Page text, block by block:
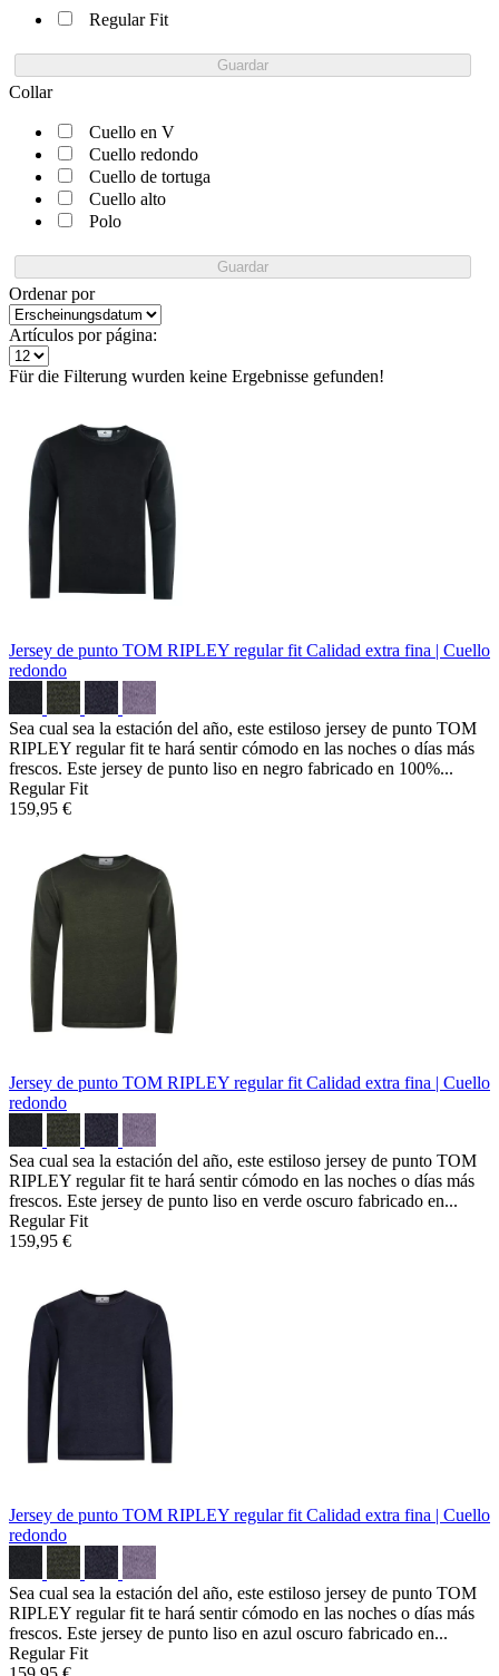
Regular Fit
Guardar
Collar
Cuello en V
Cuello redondo
Cuello de tortuga
Cuello alto
Polo
Guardar
Ordenar por
Artículos por página:
Für die Filterung wurden keine Ergebnisse gefunden!
Jersey de punto TOM RIPLEY regular fit Calidad extra fina | Cuello
redondo
Sea cual sea la estación del año, este estiloso jersey de punto TOM
RIPLEY regular fit te hará sentir cómodo en las noches o días más
frescos. Este jersey de punto liso en negro fabricado en 100%...
Regular Fit
159,95 €
Jersey de punto TOM RIPLEY regular fit Calidad extra fina | Cuello
redondo
Sea cual sea la estación del año, este estiloso jersey de punto TOM
RIPLEY regular fit te hará sentir cómodo en las noches o días más
frescos. Este jersey de punto liso en verde oscuro fabricado en...
Regular Fit
159,95 €
Jersey de punto TOM RIPLEY regular fit Calidad extra fina | Cuello
redondo
Sea cual sea la estación del año, este estiloso jersey de punto TOM
RIPLEY regular fit te hará sentir cómodo en las noches o días más
frescos. Este jersey de punto liso en azul oscuro fabricado en...
Regular Fit